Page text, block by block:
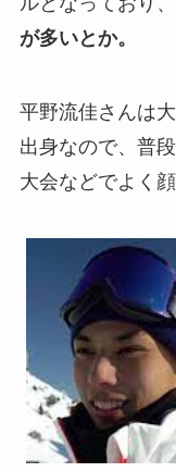
が多いとか。
平野流佳さんは
出身なので、普
大会などでよく